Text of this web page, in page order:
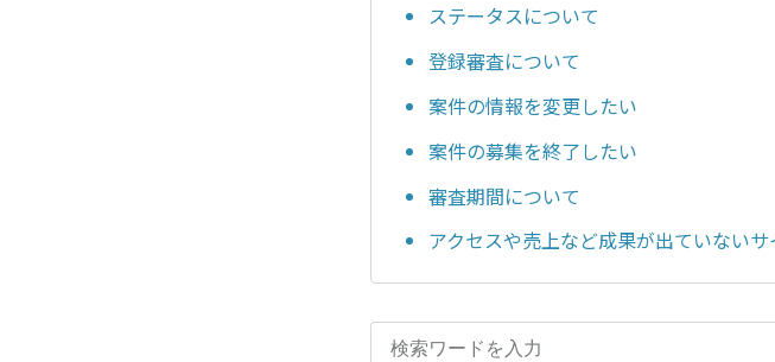
ステータスについて
登録審査について
案件の情報を変更したい
案件の募集を終了したい
審査期間について
アクセスや売上など成果が出ていない